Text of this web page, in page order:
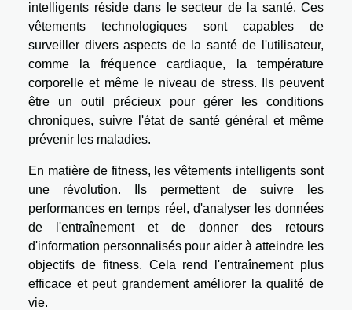
intelligents réside dans le secteur de la santé. Ces
vêtements technologiques sont capables de
surveiller divers aspects de la santé de l'utilisateur,
comme la fréquence cardiaque, la température
corporelle et même le niveau de stress. Ils peuvent
être un outil précieux pour gérer les conditions
chroniques, suivre l'état de santé général et même
prévenir les maladies.
En matière de fitness, les vêtements intelligents sont
une révolution. Ils permettent de suivre les
performances en temps réel, d'analyser les données
de l'entraînement et de donner des retours
d'information personnalisés pour aider à atteindre les
objectifs de fitness. Cela rend l'entraînement plus
efficace et peut grandement améliorer la qualité de
vie.